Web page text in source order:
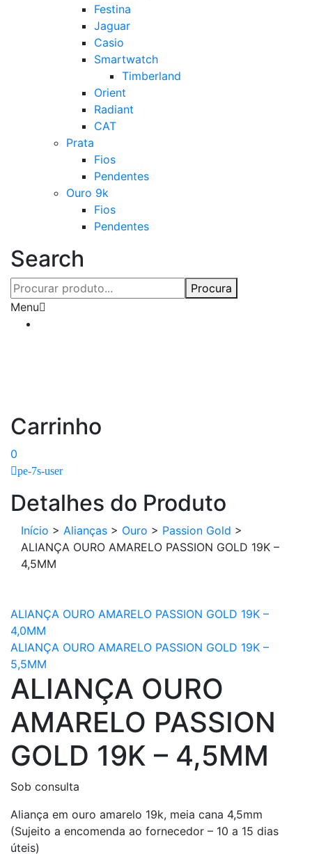
Festina
Jaguar
Casio
Smartwatch
Timberland
Orient
Radiant
CAT
Prata
Fios
Pendentes
Ouro 9k
Fios
Pendentes
Search
Procura
Menu
Carrinho
0
pe-7s-user
Detalhes do Produto
Início > Alianças > Ouro > Passion Gold >
ALIANÇA OURO AMARELO PASSION GOLD 19K –
4,5MM
ALIANÇA OURO AMARELO PASSION GOLD 19K –
4,0MM
ALIANÇA OURO AMARELO PASSION GOLD 19K –
5,5MM
ALIANÇA OURO
AMARELO PASSION
GOLD 19K – 4,5MM
Sob consulta
Aliança em ouro amarelo 19k, meia cana 4,5mm
(Sujeito a encomenda ao fornecedor – 10 a 15 dias
úteis)